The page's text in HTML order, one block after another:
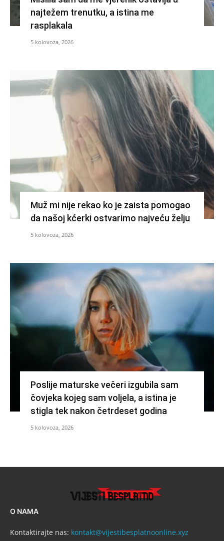
najtežem trenutku, a istina me
rasplakala
5 kolovoza, 2026
Muž mi nije rekao ko je zaista pomogao
da našoj kćerki ostvarimo najveću želju
5 kolovoza, 2026
Poslije maturske večeri izgubila sam
čovjeka kojeg sam voljela, a istina je
stigla tek nakon četrdeset godina
5 kolovoza, 2026
O NAMA
Kontaktirajte nas: kontakt@vijestibesplatnoonline.xyz